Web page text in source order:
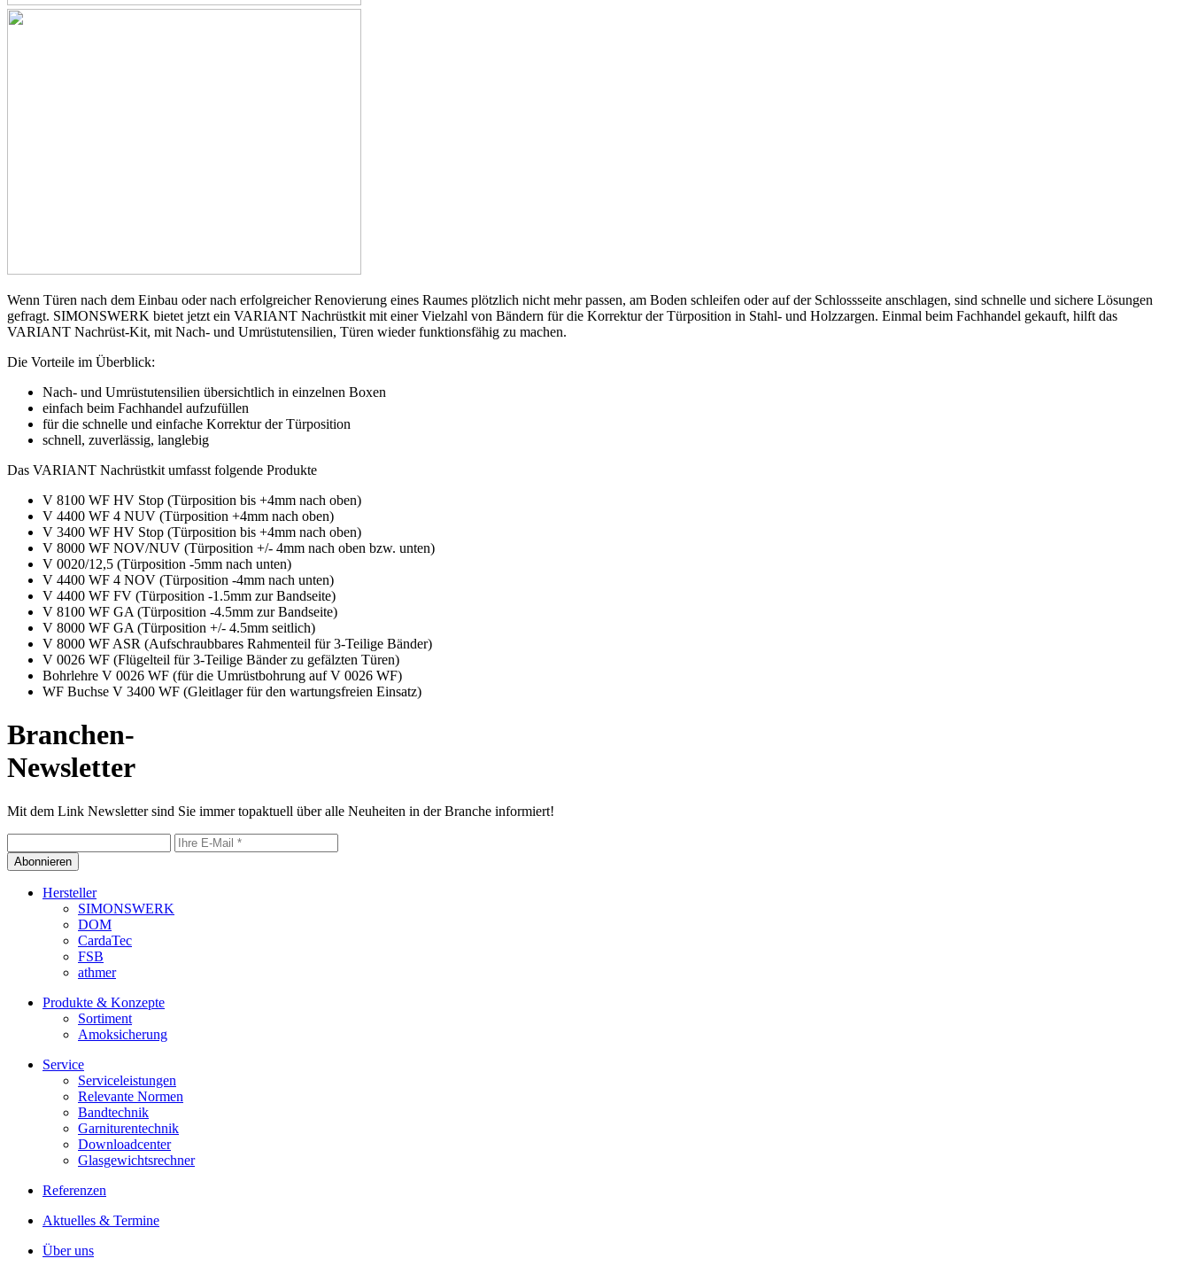
Wenn Türen nach dem Einbau oder nach erfolgreicher Renovierung eines Raumes plötzlich nicht mehr passen, am Boden schleifen oder auf der Schlossseite anschlagen, sind schnelle und sichere Lösungen
gefragt. SIMONSWERK bietet jetzt ein VARIANT Nachrüstkit mit einer Vielzahl von Bändern für die Korrektur der Türposition in Stahl- und Holzzargen. Einmal beim Fachhandel gekauft, hilft das
VARIANT Nachrüst-Kit, mit Nach- und Umrüstutensilien, Türen wieder funktionsfähig zu machen.
Die Vorteile im Überblick:
Nach- und Umrüstutensilien übersichtlich in einzelnen Boxen
einfach beim Fachhandel aufzufüllen
für die schnelle und einfache Korrektur der Türposition
schnell, zuverlässig, langlebig
Das VARIANT Nachrüstkit umfasst folgende Produkte
V 8100 WF HV Stop (Türposition bis +4mm nach oben)
V 4400 WF 4 NUV (Türposition +4mm nach oben)
V 3400 WF HV Stop (Türposition bis +4mm nach oben)
V 8000 WF NOV/NUV (Türposition +/- 4mm nach oben bzw. unten)
V 0020/12,5 (Türposition -5mm nach unten)
V 4400 WF 4 NOV (Türposition -4mm nach unten)
V 4400 WF FV (Türposition -1.5mm zur Bandseite)
V 8100 WF GA (Türposition -4.5mm zur Bandseite)
V 8000 WF GA (Türposition +/- 4.5mm seitlich)
V 8000 WF ASR (Aufschraubbares Rahmenteil für 3-Teilige Bänder)
V 0026 WF (Flügelteil für 3-Teilige Bänder zu gefälzten Türen)
Bohrlehre V 0026 WF (für die Umrüstbohrung auf V 0026 WF)
WF Buchse V 3400 WF (Gleitlager für den wartungsfreien Einsatz)
Branchen-
Newsletter
Mit dem Link Newsletter sind Sie immer topaktuell über alle Neuheiten in der Branche informiert!
Abonnieren
Hersteller
SIMONSWERK
DOM
CardaTec
FSB
athmer
Produkte & Konzepte
Sortiment
Amoksicherung
Service
Serviceleistungen
Relevante Normen
Bandtechnik
Garniturentechnik
Downloadcenter
Glasgewichtsrechner
Referenzen
Aktuelles & Termine
Über uns